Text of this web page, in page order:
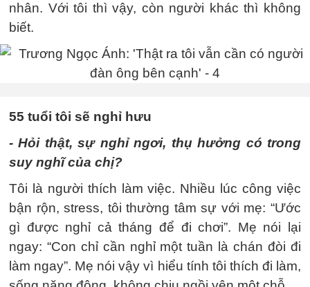
nhân. Với tôi thì vậy, còn người khác thì không
biết.
55 tuổi tôi sẽ nghỉ hưu
- Hỏi thật, sự nghỉ ngơi, thụ hưởng có trong
suy nghĩ của chị?
Tôi là người thích làm việc. Nhiều lúc công việc
bận rộn, stress, tôi thường tâm sự với mẹ: “Ước
gì được nghỉ cả tháng để đi chơi”. Mẹ nói lại
ngay: “Con chỉ cần nghỉ một tuần là chán đòi đi
làm ngay”. Mẹ nói vậy vì hiểu tính tôi thích đi làm,